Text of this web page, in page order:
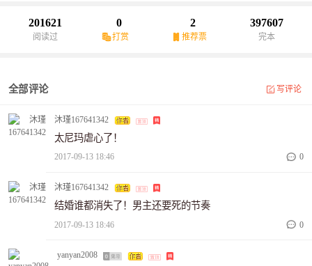
是谁策划的一切？他的两个儿子被带到了哪里？还能找回他们么？
兵戎相见的结果又会怎样？虐恋人的心，虐父母的心，虐孩子的
201621
阅读过
0
打赏
2
推荐票
397607
完本
全部评论 写评论
沐瑾167641342
太尼玛虐心了！
2017-09-13 18:46 0
沐瑾167641342
结婚谁都消失了！男主还要死的节奏
2017-09-13 18:46 0
yanyan2008